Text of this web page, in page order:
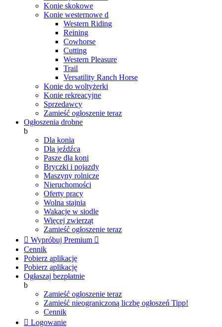
Konie skokowe
Konie westernowe d
Western Riding
Reining
Cowhorse
Cutting
Western Pleasure
Trail
Versatility Ranch Horse
Konie do woltyżerki
Konie rekreacyjne
Sprzedawcy
Zamieść ogłoszenie teraz
Ogłoszenia drobne
b
Dla konia
Dla jeźdźca
Pasze dla koni
Bryczki i pojazdy
Maszyny rolnicze
Nieruchomości
Oferty pracy
Wolna stajnia
Wakacje w siodle
Więcej zwierząt
Zamieść ogłoszenie teraz
 Wypróbuj Premium 
Cennik
Pobierz aplikację
Pobierz aplikację
Ogłaszaj bezpłatnie
b
Zamieść ogłoszenie teraz
Zamieść nieograniczoną liczbę ogłoszeń Tipp!
Cennik
 Logowanie